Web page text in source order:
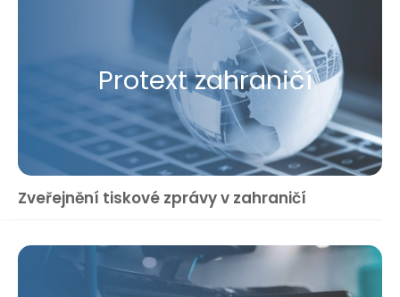
Protext zahraničí
Zveřejnění tiskové zprávy v zahraničí